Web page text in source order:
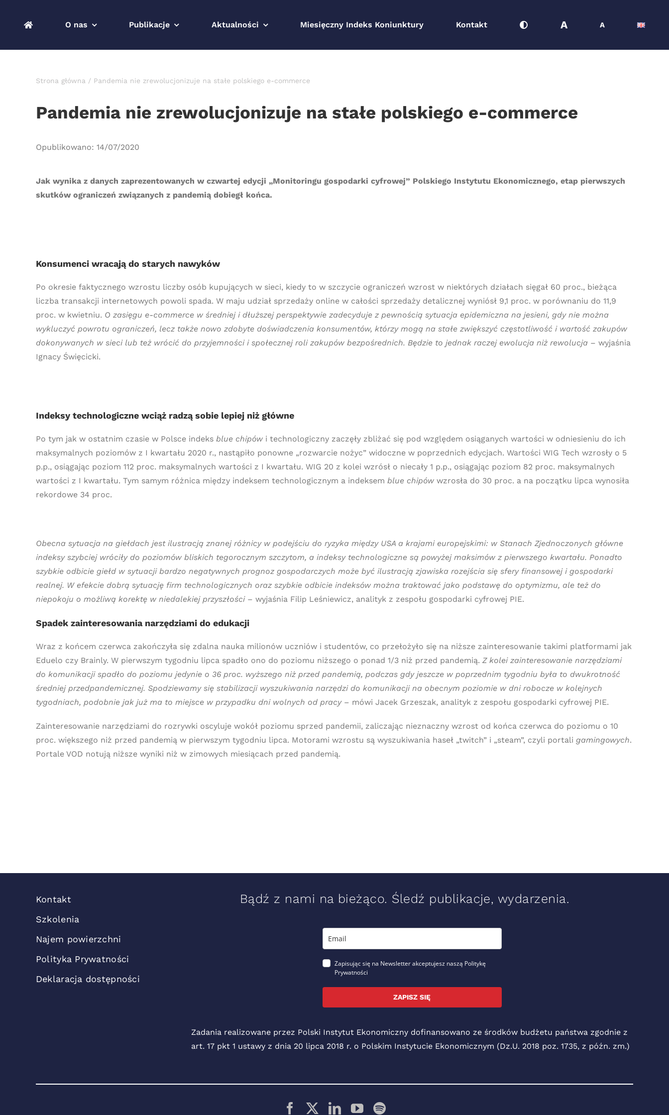
O nas Publikacje Aktualności Miesięczny Indeks Koniunktury Kontakt A A
Strona główna Pandemia nie zrewolucjonizuje na stałe polskiego e-commerce
Pandemia nie zrewolucjonizuje na stałe polskiego e-commerce
Opublikowano: 14/07/2020
Jak wynika z danych zaprezentowanych w czwartej edycji „Monitoringu gospodarki cyfrowej” Polskiego Instytutu Ekonomicznego, etap pierwszych
skutków ograniczeń związanych z pandemią dobiegł końca.
Konsumenci wracają do starych nawyków
Po okresie faktycznego wzrostu liczby osób kupujących w sieci, kiedy to w szczycie ograniczeń wzrost w niektórych działach sięgał 60 proc., bieżąca
liczba transakcji internetowych powoli spada. W maju udział sprzedaży online w całości sprzedaży detalicznej wyniósł 9,1 proc. w porównaniu do 11,9
proc. w kwietniu. O zasięgu e-commerce w średniej i dłuższej perspektywie zadecyduje z pewnością sytuacja epidemiczna na jesieni, gdy nie można
wykluczyć powrotu ograniczeń, lecz także nowo zdobyte doświadczenia konsumentów, którzy mogą na stałe zwiększyć częstotliwość i wartość zakupów
dokonywanych w sieci lub też wrócić do przyjemności i społecznej roli zakupów bezpośrednich. Będzie to jednak raczej ewolucja niż rewolucja – wyjaśnia
Ignacy Święcicki.
Indeksy technologiczne wciąż radzą sobie lepiej niż główne
Po tym jak w ostatnim czasie w Polsce indeks blue chipówi technologiczny zaczęły zbliżać się pod względem osiąganych wartości w odniesieniu do ich
maksymalnych poziomów z I kwartału 2020 r., nastąpiło ponowne „rozwarcie nożyc” widoczne w poprzednich edycjach. Wartości WIG Tech wzrosły o 5
p.p., osiągając poziom 112 proc. maksymalnych wartości z I kwartału. WIG 20 z kolei wzrósł o niecały 1 p.p., osiągając poziom 82 proc. maksymalnych
wartości z I kwartału. Tym samym różnica między indeksem technologicznym a indeksem blue chipówwzrosła do 30 proc. a na początku lipca wynosiła
rekordowe 34 proc.
Obecna sytuacja na giełdach jest ilustracją znanej różnicy w podejściu do ryzyka między USA a krajami europejskimi: w Stanach Zjednoczonych główne
indeksy szybciej wróciły do poziomów bliskich tegorocznym szczytom, a indeksy technologiczne są powyżej maksimów z pierwszego kwartału. Ponadto
szybkie odbicie giełd w sytuacji bardzo negatywnych prognoz gospodarczych może być ilustracją zjawiska rozejścia się sfery finansowej i gospodarki
realnej. W efekcie dobrą sytuację firm technologicznych oraz szybkie odbicie indeksów można traktować jako podstawę do optymizmu, ale też do
niepokoju o możliwą korektę w niedalekiej przyszłości– wyjaśnia Filip Leśniewicz, analityk z zespołu gospodarki cyfrowej PIE.
Spadek zainteresowania narzędziami do edukacji
Wraz z końcem czerwca zakończyła się zdalna nauka milionów uczniów i studentów, co przełożyło się na niższe zainteresowanie takimi platformami jak
Eduelo czy Brainly. W pierwszym tygodniu lipca spadło ono do poziomu niższego o ponad 1/3 niż przed pandemią. Z kolei zainteresowanie narzędziami
do komunikacji spadło do poziomu jedynie o 36 proc. wyższego niż przed pandemią, podczas gdy jeszcze w poprzednim tygodniu była to dwukrotność
średniej przedpandemicznej. Spodziewamy się stabilizacji wyszukiwania narzędzi do komunikacji na obecnym poziomie w dni robocze w kolejnych
tygodniach, podobnie jak już ma to miejsce w przypadku dni wolnych od pracy– mówi Jacek Grzeszak, analityk z zespołu gospodarki cyfrowej PIE.
Zainteresowanie narzędziami do rozrywki oscyluje wokół poziomu sprzed pandemii, zaliczając nieznaczny wzrost od końca czerwca do poziomu o 10
proc. większego niż przed pandemią w pierwszym tygodniu lipca. Motorami wzrostu są wyszukiwania haseł „twitch” i „steam”, czyli portali gamingowych.
Portale VOD notują niższe wyniki niż w zimowych miesiącach przed pandemią.
Kontakt
Szkolenia
Najem powierzchni
Polityka Prywatności
Deklaracja dostępności
Bądź z nami na bieżąco. Śledź publikacje, wydarzenia.
Zapisując się na Newsletter akceptujesz naszą Politykę
Prywatności
ZAPISZ SIĘ
Zadania realizowane przez Polski Instytut Ekonomiczny dofinansowano ze środków budżetu państwa zgodnie z
art. 17 pkt 1 ustawy z dnia 20 lipca 2018 r. o Polskim Instytucie Ekonomicznym (Dz.U. 2018 poz. 1735, z późn. zm.)